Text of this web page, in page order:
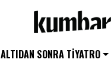
ALTIDAN SONRA TIYATRO